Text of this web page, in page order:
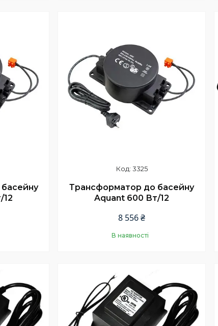
12
3325
Трансформатор до басейну
Aquant 600 Вт/12
8 556 ₴
В наявності